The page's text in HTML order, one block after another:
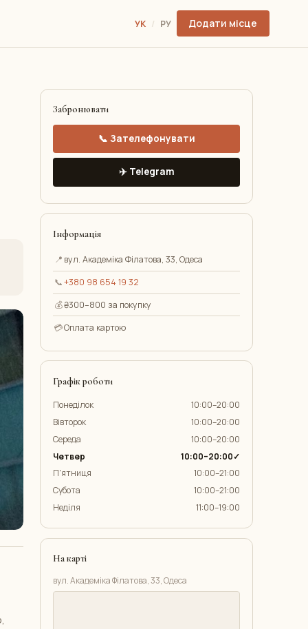
УК / РУ Додати місце
Забронювати
📞 Зателефонувати
✈️ Telegram
Інформація
📍 вул. Академіка Філатова, 33, Одеса
📞+380 98 654 19 32
💰₴300–800 за покупку
💳Оплата картою
Графік роботи
Понеділок
10:00–20:00
Вівторок
10:00–20:00
Середа
10:00–20:00
Четвер
10:00–20:00✓
П'ятниця
10:00–21:00
Субота
10:00–21:00
Неділя
11:00–19:00
На карті
вул. Академіка Філатова, 33, Одеса